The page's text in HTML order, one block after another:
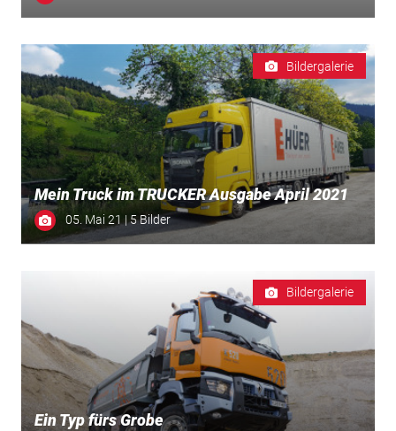
Bildergalerie
Mein Truck im TRUCKER Ausgabe April 2021
05. Mai 21 | 5 Bilder
Bildergalerie
Ein Typ fürs Grobe